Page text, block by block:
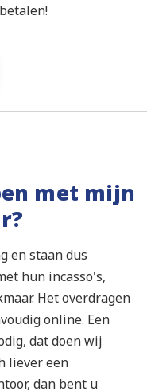
met mijn
en staan dus
hun incasso's,
Het overdragen
online. Een
dat doen wij
liever een
dan bent u